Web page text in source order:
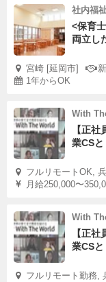
社内福
<保育
両立し
宮崎 [延岡市]
1年からOK
With
【正
業CSと
フルリモートOK,
月給250,000〜
With
【正
業CSと
フルリモート勤務,